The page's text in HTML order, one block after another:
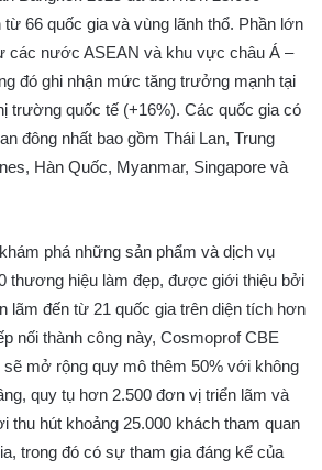
từ 66 quốc gia và vùng lãnh thổ. Phần lớn
các nước ASEAN và khu vực châu Á –
đó ghi nhận mức tăng trưởng mạnh tại
trường quốc tế (+16%). Các quốc gia có
đông nhất bao gồm Thái Lan, Trung
Hàn Quốc, Myanmar, Singapore và
phá những sản phẩm và dịch vụ
thương hiệu làm đẹp, được giới thiệu bởi
lãm đến từ 21 quốc gia trên diện tích hơn
nối thành công này, Cosmoprof CBE
mở rộng quy mô thêm 50% với không
quy tụ hơn 2.500 đơn vị triển lãm và
thu hút khoảng 25.000 khách tham quan
trong đó có sự tham gia đáng kể của